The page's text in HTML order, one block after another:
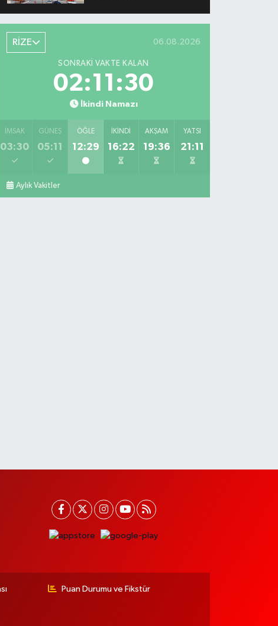
RİZE 06.08.2026
SONRAKI VAKTE KALAN
02:11:30
İkindi Namazı
İMSAK
03:30
GÜNEŞ
05:11
ÖĞLE
12:29
İKINDI
16:22
AKŞAM
19:36
YATSI
21:11
Aylık Vakitler
Puan Durumu ve Fikstür